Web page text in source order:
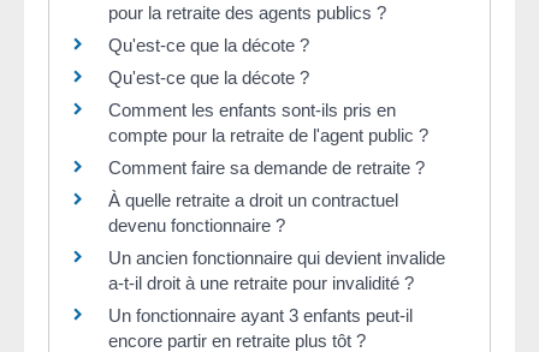
pour la retraite des agents publics ?
Qu'est-ce que la décote ?
Qu'est-ce que la décote ?
Comment les enfants sont-ils pris en
compte pour la retraite de l'agent public ?
Comment faire sa demande de retraite ?
À quelle retraite a droit un contractuel
devenu fonctionnaire ?
Un ancien fonctionnaire qui devient invalide
a-t-il droit à une retraite pour invalidité ?
Un fonctionnaire ayant 3 enfants peut-il
encore partir en retraite plus tôt ?